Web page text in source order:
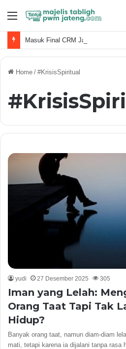
Menu
Home / #KrisisSpiritual
yudi 27 Desember 2025 305
Iman yang Lelah:
Orang Taat Tapi Tak
Hidup?
Banyak orang taat, namun diam-diam
mati, tetapi karena ia dijalani tanpa rasa